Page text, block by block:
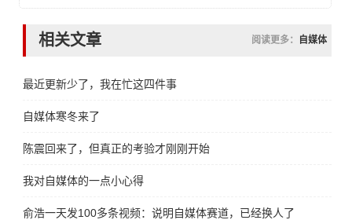
相关文章 阅读更多： 自媒体
最近更新少了，我在忙这四件事
自媒体寒冬来了
陈震回来了，但真正的考验才刚刚开始
我对自媒体的一点小心得
俞浩一天发100多条视频：说明自媒体赛道，已经换人了